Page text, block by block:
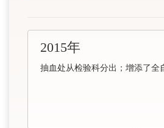
2015年
抽血处从检验科分出；增添了全